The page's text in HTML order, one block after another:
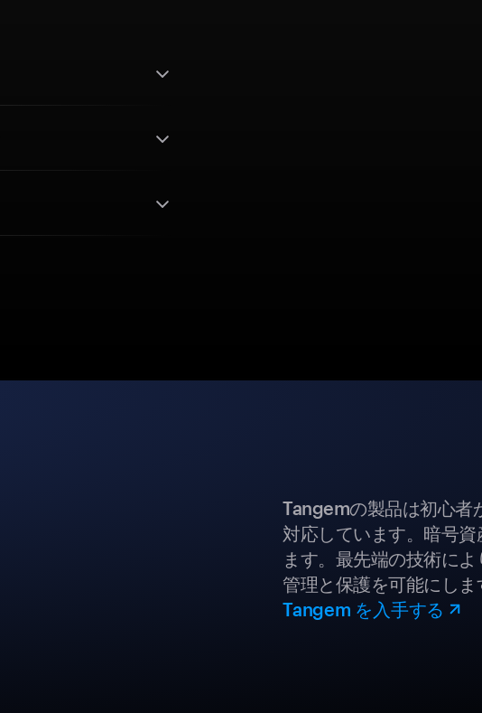
Tangemの製品は初心者
対応しています。暗号
ます。最先端の技術に
管理と保護を可能にしま
Tangem を入手する